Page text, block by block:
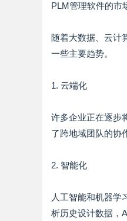
PLM管理软件的市
随着大数据、云计
一些主要趋势。
1. 云端化
许多企业正在逐步
了跨地域团队的协
2. 智能化
人工智能和机器学
析历史设计数据，